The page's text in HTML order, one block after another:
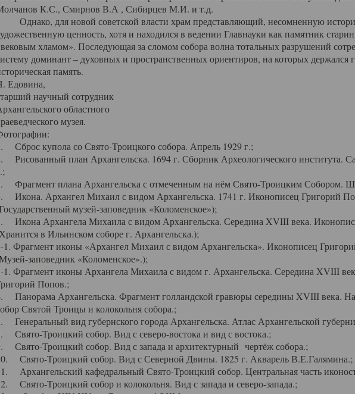
К.С., Смирнов В.А , Сибирцев М.И. и т.д.
Однако, для новой советской власти храм представляющий, несомненную
ценность, хотя и находился в ведении Главнауки как памятник
хламом». Последующая за сломом собора волна тотальных разрушений
доминант – духовных и пространственных ориентиров, на которых держался
память.
Едовина,
научный сотрудник
областного
музея.
Сброс купола со Свято-Троицкого собора. Апрель 1929 г.;
Рисованный план Архангельска. 1694 г. Сборник Археологического института.
Фрагмент плана Архангельска с отмеченным на нём Свято-Троицким Собором.
Икона. Архангел Михаил с видом Архангельска. 1741 г. Иконописец Григорий
музей-заповедник «Коломенское»);
Икона Архангела Михаила с видом Архангельска. Середина XVIII века.
в Ильинском соборе г. Архангельска.);
1. Фрагмент иконы «Архангел Михаил с видом Архангельска». Иконописец
заповедник «Коломенское».);
1. Фрагмент иконы Архангела Михаила с видом г. Архангельска. Середина XVIII
Попов.;
Панорама Архангельска. Фрагмент голландской гравюры середины XVIII века.
Святой Троицы и колокольня собора.;
Генеральный вид губернского города Архангельска. Атлас Архангельской
Свято-Троицкий собор. Вид с северо-востока и вид с востока.;
Свято-Троицкий собор. Вид с запада и архитектурный чертёж собора.;
Свято-Троицкий собор. Вид с Северной Двины. 1825 г. Акварель В.Е.Галямина.;
Архангельский кафедральный Свято-Троицкий собор. Центральная часть
Свято-Троицкий собор и колокольня. Вид с запада и северо-запада.;